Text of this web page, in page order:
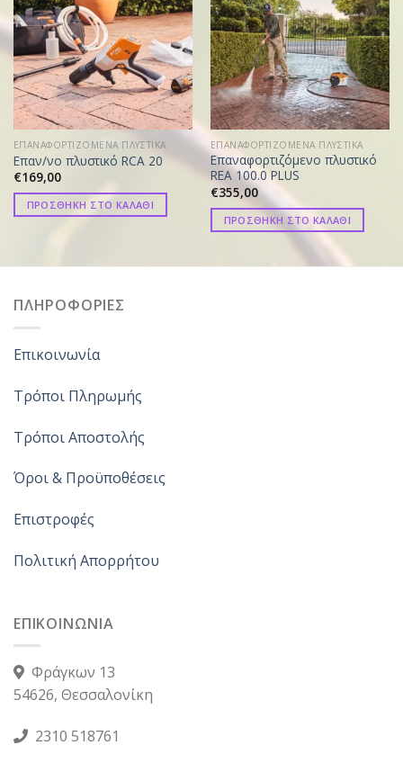
ΕΠΑΝΑΦΟΡΤΙΖΟΜΕΝΑ ΠΛΥΣΤΙΚΑ
Επαν/νο πλυστικό RCA 20
€169,00
ΠΡΟΣΘΗΚΗ ΣΤΟ ΚΑΛΑΘΙ
ΕΠΑΝΑΦΟΡΤΙΖΟΜΕΝΑ ΠΛΥΣΤΙΚΑ
Επαναφορτιζόμενο πλυστικό
REA 100.0 PLUS
€355,00
ΠΡΟΣΘΗΚΗ ΣΤΟ ΚΑΛΑΘΙ
ΠΛΗΡΟΦΟΡΙΕΣ
Επικοινωνία
Τρόποι Πληρωμής
Τρόποι Αποστολής
Όροι & Προϋποθέσεις
Επιστροφές
Πολιτική Απορρήτου
ΕΠΙΚΟΙΝΩΝΙΑ
Φράγκων 13
54626, Θεσσαλονίκη
2310 518761